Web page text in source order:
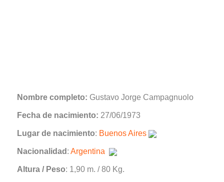
Nombre completo: Gustavo Jorge Campagnuolo
Fecha de nacimiento: 27/06/1973
Lugar de nacimiento: Buenos Aires
Nacionalidad : Argentina
Altura / Peso: 1,90 m. / 80 Kg.